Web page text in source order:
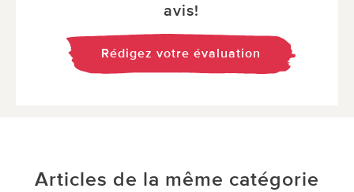
avis!
Rédigez votre évaluation
Articles de la même catégorie